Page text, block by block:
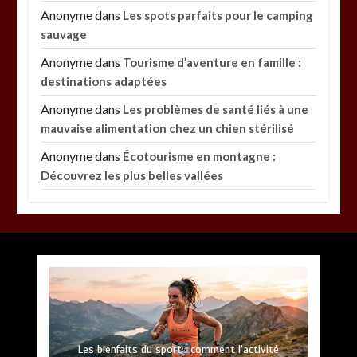
Anonymedans Les spots parfaits pour le camping
sauvage
Anonymedans Tourisme d’aventure en famille :
destinations adaptées
Anonymedans Les problèmes de santé liés à une
mauvaise alimentation chez un chien stérilisé
Anonymedans Écotourisme en montagne :
Découvrez les plus belles vallées
Paysagiste à Sainte-Eulalie : ce qui sépare le bon
parPovoski 5 août 2026
6 minutes
1 jour
Les bienfaits du sport : comment l’activité
Quelles sont les entreprises de Massage à
Les meilleures applis mobiles pour réussir vos
Palmarès de l’innovation : les 5 Peinture les plus
Bac acier sur ossature bois : avantages et limites
Paysagiste mont de marsan : créations et